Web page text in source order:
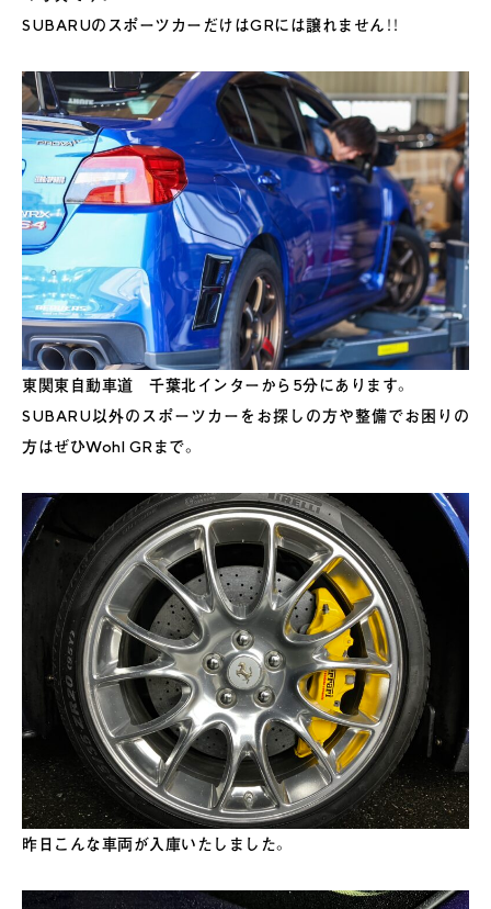
SUBARUのスポーツカーだけはGRには譲れません！！
東関東自動車道 千葉北インターから5分にあります。
SUBARU以外のスポーツカーをお探しの方や整備でお困りの
方はぜひWohl GRまで。
昨日こんな車両が入庫いたしました。